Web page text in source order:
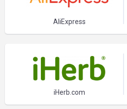
AliExpress
iHerb.com